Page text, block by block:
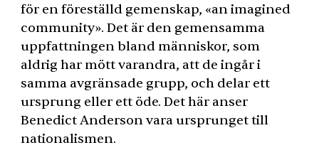
för en föreställd gemenskap, «an imagined
community». Det är den gemensamma
uppfattningen bland människor, som
aldrig har mött varandra, att de ingår i
samma avgränsade grupp, och delar ett
ursprung eller ett öde. Det här anser
Benedict Anderson vara ursprunget till
nationalismen.